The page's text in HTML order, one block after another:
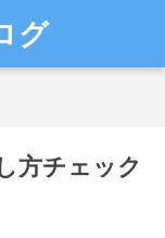
グ
方チェック